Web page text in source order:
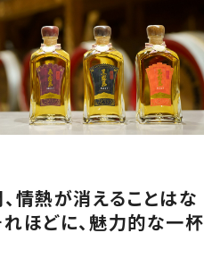
情熱が消えることはな
れほどに、魅力的な一杯